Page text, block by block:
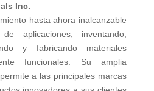
Inc.
hasta ahora inalcanzable
aplicaciones, inventando,
y fabricando materiales
funcionales. Su amplia
a las principales marcas